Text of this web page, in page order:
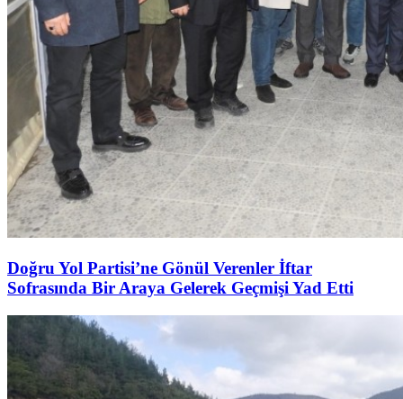
Doğru Yol Partisi’ne Gönül Verenler İftar
Sofrasında Bir Araya Gelerek Geçmişi Yad Etti